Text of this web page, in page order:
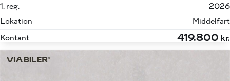
1. reg.
2026
Lokation
Middelfart
Kontant
419.800 kr.